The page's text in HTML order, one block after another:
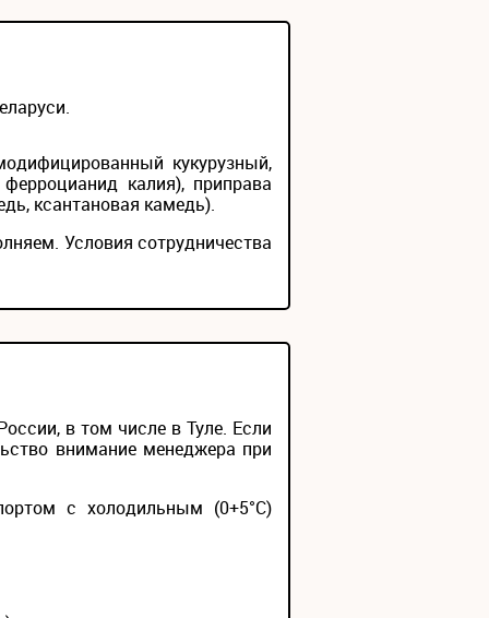
кукурузный,
калия), приправа
ксантановая камедь).
Условия сотрудничества
в том числе в Туле. Если
внимание менеджера при
с холодильным (0+5°С)